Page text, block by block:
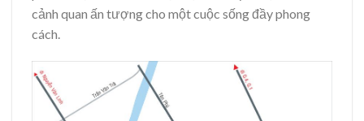
cảnh quan ấn tượng cho một cuộc sống đầy phong
cách.